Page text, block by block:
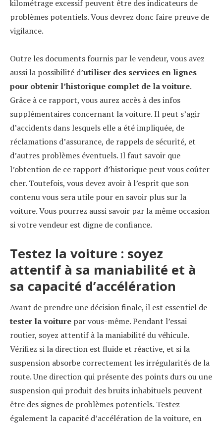
kilométrage excessif peuvent être des indicateurs de
problèmes potentiels. Vous devrez donc faire preuve de
vigilance.
Outre les documents fournis par le vendeur, vous avez
aussi la possibilité d’utiliser des services en lignes
pour obtenir l’historique complet de la voiture.
Grâce à ce rapport, vous aurez accès à des infos
supplémentaires concernant la voiture. Il peut s’agir
d’accidents dans lesquels elle a été impliquée, de
réclamations d’assurance, de rappels de sécurité, et
d’autres problèmes éventuels. Il faut savoir que
l’obtention de ce rapport d’historique peut vous coûter
cher. Toutefois, vous devez avoir à l’esprit que son
contenu vous sera utile pour en savoir plus sur la
voiture. Vous pourrez aussi savoir par la même occasion
si votre vendeur est digne de confiance.
Testez la voiture : soyez
attentif à sa maniabilité et à
sa capacité d’accélération
Avant de prendre une décision finale, il est essentiel de
tester la voiture par vous-même. Pendant l’essai
routier, soyez attentif à la maniabilité du véhicule.
Vérifiez si la direction est fluide et réactive, et si la
suspension absorbe correctement les irrégularités de la
route. Une direction qui présente des points durs ou une
suspension qui produit des bruits inhabituels peuvent
être des signes de problèmes potentiels. Testez
également la capacité d’accélération de la voiture, en